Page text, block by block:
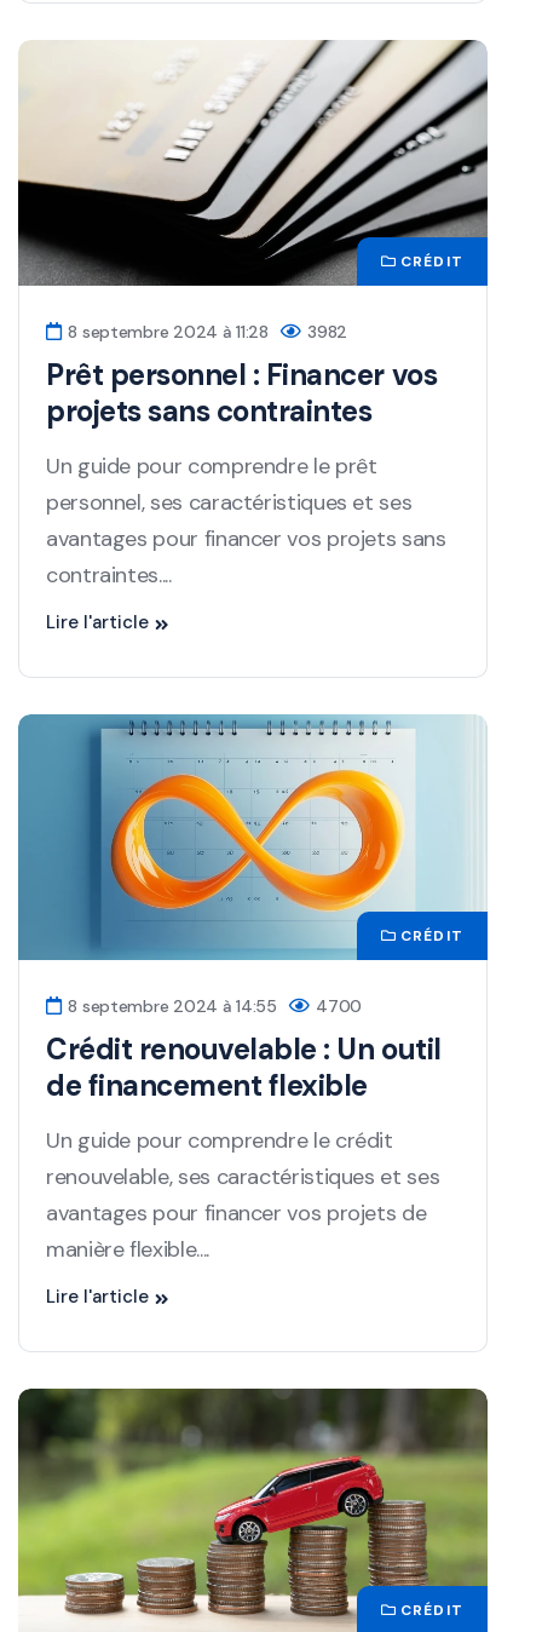
CRÉDIT
8 septembre 2024 à 11:28 3982
Prêt personnel : Financer vos
projets sans contraintes
Un guide pour comprendre le prêt
personnel, ses caractéristiques et ses
avantages pour financer vos projets sans
contraintes....
Lire l'article
CRÉDIT
8 septembre 2024 à 14:55 4700
Crédit renouvelable : Un outil
de financement flexible
Un guide pour comprendre le crédit
renouvelable, ses caractéristiques et ses
avantages pour financer vos projets de
manière flexible....
Lire l'article
CRÉDIT